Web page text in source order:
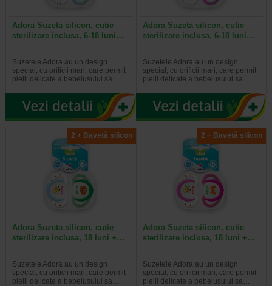
Adora Suzeta silicon, cutie
sterilizare inclusa, 6-18 luni…
Suzetele Adora au un design
special, cu orificii mari, care permit
pielii delicate a bebelusului sa…
Adora Suzeta silicon, cutie
sterilizare inclusa, 6-18 luni…
Suzetele Adora au un design
special, cu orificii mari, care permit
pielii delicate a bebelusului sa…
2 + Bavetă silicon
Adora Suzeta silicon, cutie
sterilizare inclusa, 18 luni +…
Suzetele Adora au un design
special, cu orificii mari, care permit
pielii delicate a bebelusului sa…
2 + Bavetă silicon
Adora Suzeta silicon, cutie
sterilizare inclusa, 18 luni +…
Suzetele Adora au un design
special, cu orificii mari, care permit
pielii delicate a bebelusului sa…